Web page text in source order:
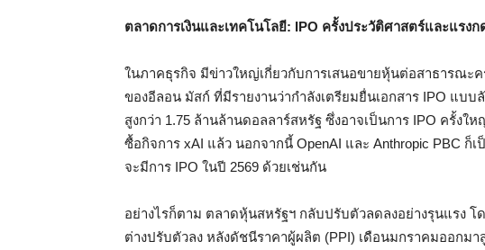
ตลาดการเงินและเทคโนโลยี: IPO ครั้งประวัติศาสตร์และแรงก
ในภาคธุรกิจ มีข่าวใหญ่เกี่ยวกับการเสนอขายหุ้นต่อสาธารณะ
ของอีลอน มัสก์ ที่มีรายงานว่ากำลังเตรียมยื่นเอกสาร IPO แบ
สูงกว่า 1.75 ล้านล้านดอลลาร์สหรัฐ ซึ่งอาจเป็นการ IPO ครั้ง
ซื้อกิจการ xAI แล้ว นอกจากนี้ OpenAI และ Anthropic PBC
จะมีการ IPO ในปี 2569 ด้วยเช่นกัน
อย่างไรก็ตาม ตลาดหุ้นสหรัฐฯ กลับปรับตัวลดลงอย่างรุนแรง โ
ต่างปรับตัวลง หลังดัชนีราคาผู้ผลิต (PPI) เดือนมกราคมออกม